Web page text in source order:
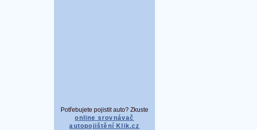
Potřebujete pojistit auto? Zkuste
online srovnávač
autopojištění Klik.cz